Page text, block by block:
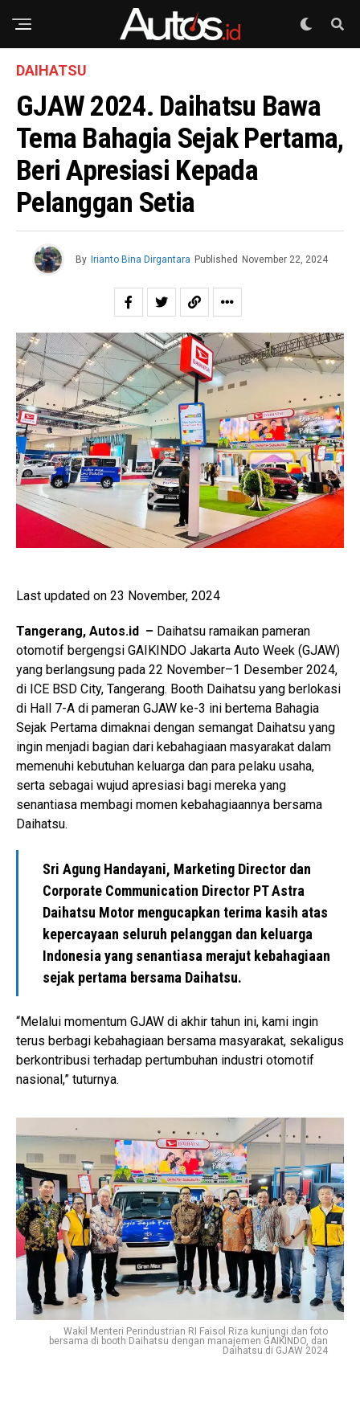
DAIHATSU
GJAW 2024. Daihatsu Bawa
Tema Bahagia Sejak Pertama,
Beri Apresiasi Kepada
Pelanggan Setia
By Irianto Bina Dirgantara Published November 22, 2024
Last updated on 23 November, 2024
Tangerang, Autos.id – Daihatsu ramaikan pameran
otomotif bergengsi GAIKINDO Jakarta Auto Week (GJAW)
yang berlangsung pada 22 November–1 Desember 2024,
di ICE BSD City, Tangerang. Booth Daihatsu yang berlokasi
di Hall 7-A di pameran GJAW ke-3 ini bertema Bahagia
Sejak Pertama dimaknai dengan semangat Daihatsu yang
ingin menjadi bagian dari kebahagiaan masyarakat dalam
memenuhi kebutuhan keluarga dan para pelaku usaha,
serta sebagai wujud apresiasi bagi mereka yang
senantiasa membagi momen kebahagiaannya bersama
Daihatsu.
Sri Agung Handayani, Marketing Director dan
Corporate Communication Director PT Astra
Daihatsu Motor mengucapkan terima kasih atas
kepercayaan seluruh pelanggan dan keluarga
Indonesia yang senantiasa merajut kebahagiaan
sejak pertama bersama Daihatsu.
“Melalui momentum GJAW di akhir tahun ini, kami ingin
terus berbagi kebahagiaan bersama masyarakat, sekaligus
berkontribusi terhadap pertumbuhan industri otomotif
nasional,” tuturnya.
Wakil Menteri Perindustrian RI Faisol Riza kunjungi dan foto
bersama di booth Daihatsu dengan manajemen GAIKINDO, dan
Daihatsu di GJAW 2024